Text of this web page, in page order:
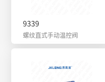
9339
螺纹直式手动温控阀